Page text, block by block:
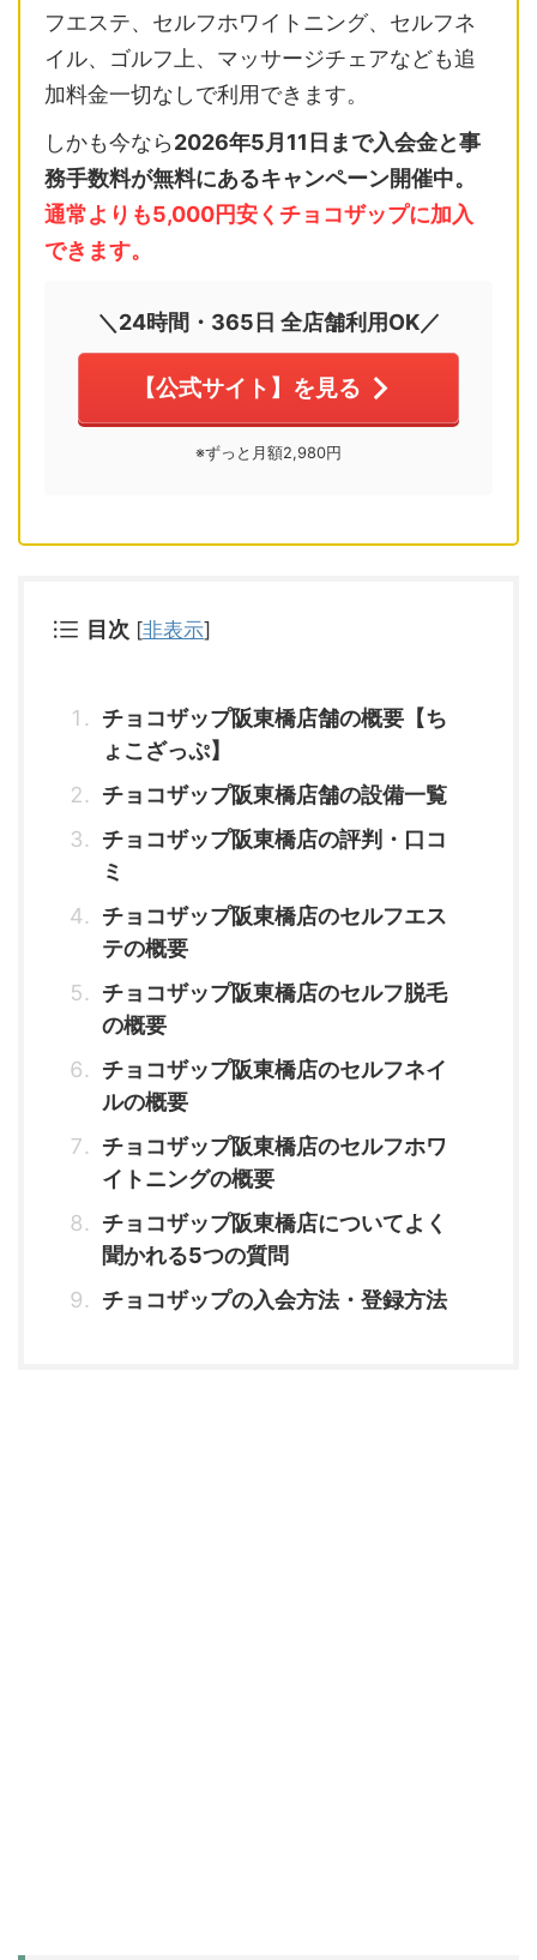
フエステ、セルフホワイトニング、セルフネ
イル、ゴルフ上、マッサージチェアなども追
加料金一切なしで利用できます。
しかも今なら2026年5月11日まで入会金と事
務手数料が無料にあるキャンペーン開催中。
通常よりも5,000円安くチョコザップに加入
できます。
＼24時間・365日 全店舗利用OK／
【公式サイト】を見る
※ずっと月額2,980円
目次 [非表示]
チョコザップ阪東橋店舗の概要【ち
ょこざっぷ】
チョコザップ阪東橋店舗の設備一覧
チョコザップ阪東橋店の評判・口コ
ミ
チョコザップ阪東橋店のセルフエス
テの概要
チョコザップ阪東橋店のセルフ脱毛
の概要
チョコザップ阪東橋店のセルフネイ
ルの概要
チョコザップ阪東橋店のセルフホワ
イトニングの概要
チョコザップ阪東橋店についてよく
聞かれる5つの質問
チョコザップの入会方法・登録方法